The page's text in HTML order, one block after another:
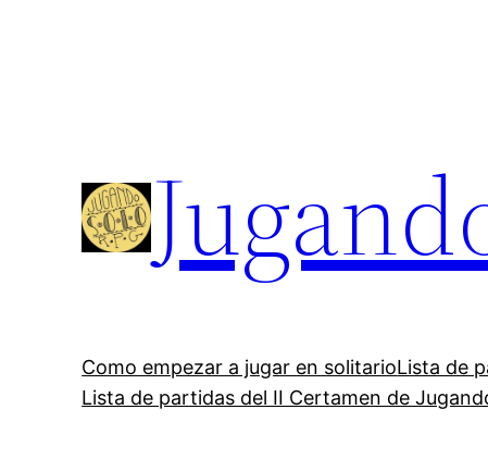
Como empezar a jugar en solitarioLista de
Lista de partidas del II Certamen de